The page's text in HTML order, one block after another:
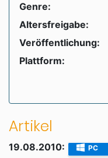
Genre:
Altersfreigabe:
Veröffentlichung:
Plattform:
Artikel
19.08.2010: PC